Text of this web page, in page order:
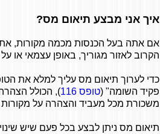
איך אני מבצע תיאום מס?
אם אתה בעל הכנסות מכמה מקורות,
הקרוב לאזור מגוריך, באופן עצמאי או
כדי לערוך תיאום מס עליך למלא את
פקיד השומה" (טופס 116
), הכולל
משכורת מכל מעביד והצהרה על
תיאום מס ניתן לבצע בכל פעם שיש